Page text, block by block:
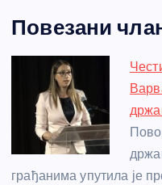
c
e
b
o
o
k
ss
e
n
g
er
itt
er
er
Повезани
грађанима упутила је